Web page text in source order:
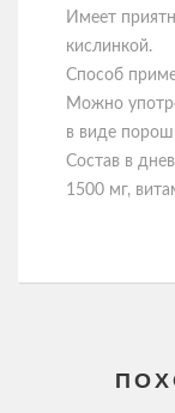
Имеет
кислинкой.
Способ
Можно
в виде
Состав в
1500 мг,